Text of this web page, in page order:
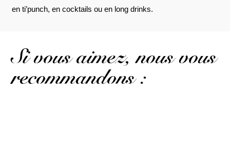
en ti’punch, en cocktails ou en long drinks.
Si vous aimez, nous vous
recommandons :